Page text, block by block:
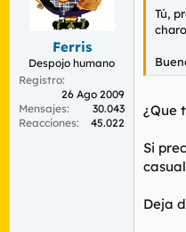
n
e
Ferris
Despojo humano
Registro
26 Ago 2009
Mensajes
30.043
Reacciones
45.022
Tú,
¿Que
Si
Deja